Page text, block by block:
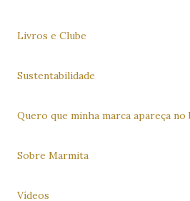
Livros e Clube
Sustentabilidade
Quero que minha marca apareça no
Sobre Marmita
Vídeos